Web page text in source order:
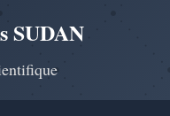
SUDAN